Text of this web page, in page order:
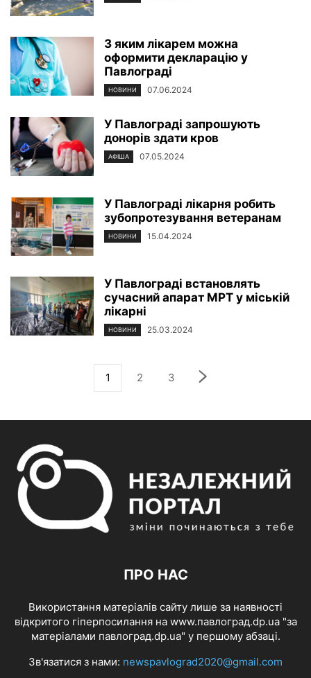
З яким лікарем можна
оформити декларацію у
Павлограді
НОВИНИ 07.06.2024
У Павлограді запрошують
донорів здати кров
АФІША 07.05.2024
У Павлограді лікарня робить
зубопротезування ветеранам
НОВИНИ 15.04.2024
У Павлограді встановлять
сучасний апарат МРТ у міській
лікарні
НОВИНИ 25.03.2024
1 2 3
ПРО НАС
Використання матеріалів сайту лише за наявності
відкритого гіперпосилання на www.павлоград.dp.ua "за
матеріалами павлоград.dp.ua" у першому абзаці.
Зв'язатися з нами: newspavlograd2020@gmail.com